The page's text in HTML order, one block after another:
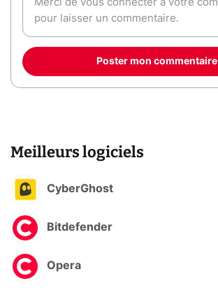
Poster mon commentaire
Meilleurs logiciels
CyberGhost
Bitdefender
Opera